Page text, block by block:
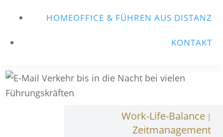
HOMEOFFICE & FÜHREN AUS DISTANZ
KONTAKT
Work-Life-Balance |
Zeitmanagement